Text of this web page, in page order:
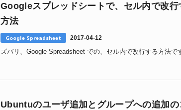
Googleスプレッドシートで、セル内で改行
方法
Google Spreadsheet 2017-04-12
ズバリ、Google Spreadsheet での、セル内で改行する方法で
Ubuntuのユーザ追加とグループへの追加の